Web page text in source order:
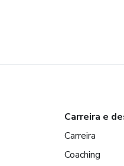
Carreira e
Carreira
Coaching